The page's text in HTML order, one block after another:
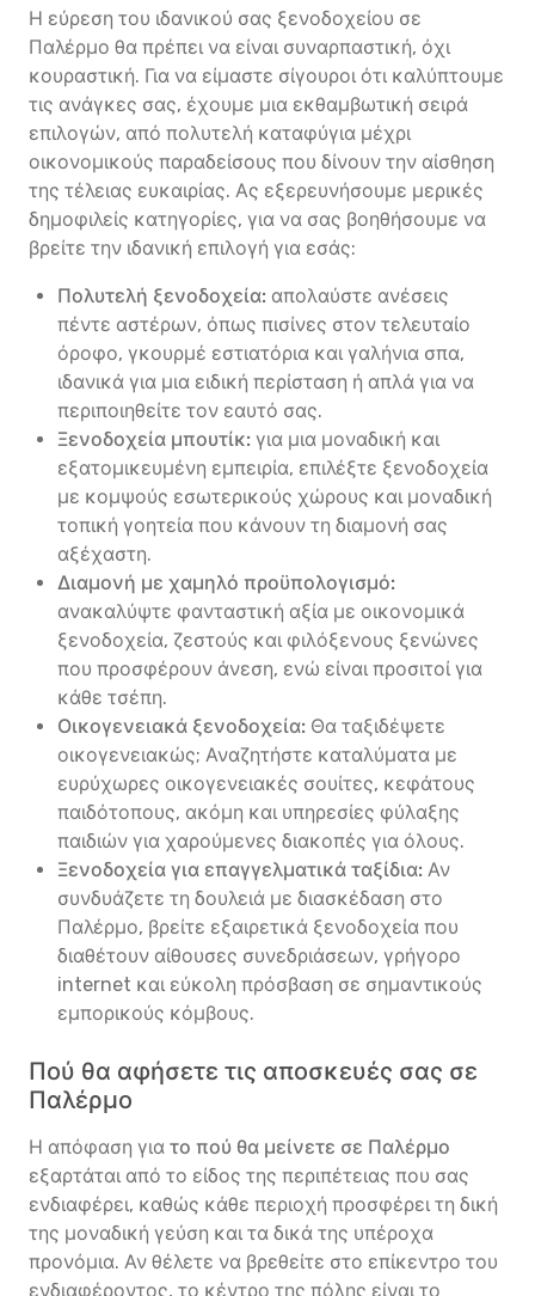
Η εύρεση του ιδανικού σας ξενοδοχείου σε
Παλέρμο θα πρέπει να είναι συναρπαστική, όχι
κουραστική. Για να είμαστε σίγουροι ότι καλύπτουμε
τις ανάγκες σας, έχουμε μια εκθαμβωτική σειρά
επιλογών, από πολυτελή καταφύγια μέχρι
οικονομικούς παραδείσους που δίνουν την αίσθηση
της τέλειας ευκαιρίας. Ας εξερευνήσουμε μερικές
δημοφιλείς κατηγορίες, για να σας βοηθήσουμε να
βρείτε την ιδανική επιλογή για εσάς:
Πολυτελή ξενοδοχεία: απολαύστε ανέσεις
πέντε αστέρων, όπως πισίνες στον τελευταίο
όροφο, γκουρμέ εστιατόρια και γαλήνια σπα,
ιδανικά για μια ειδική περίσταση ή απλά για να
περιποιηθείτε τον εαυτό σας.
Ξενοδοχεία μπουτίκ: για μια μοναδική και
εξατομικευμένη εμπειρία, επιλέξτε ξενοδοχεία
με κομψούς εσωτερικούς χώρους και μοναδική
τοπική γοητεία που κάνουν τη διαμονή σας
αξέχαστη.
Διαμονή με χαμηλό προϋπολογισμό:
ανακαλύψτε φανταστική αξία με οικονομικά
ξενοδοχεία, ζεστούς και φιλόξενους ξενώνες
που προσφέρουν άνεση, ενώ είναι προσιτοί για
κάθε τσέπη.
Οικογενειακά ξενοδοχεία: Θα ταξιδέψετε
οικογενειακώς; Αναζητήστε καταλύματα με
ευρύχωρες οικογενειακές σουίτες, κεφάτους
παιδότοπους, ακόμη και υπηρεσίες φύλαξης
παιδιών για χαρούμενες διακοπές για όλους.
Ξενοδοχεία για επαγγελματικά ταξίδια: Αν
συνδυάζετε τη δουλειά με διασκέδαση στο
Παλέρμο, βρείτε εξαιρετικά ξενοδοχεία που
διαθέτουν αίθουσες συνεδριάσεων, γρήγορο
internet και εύκολη πρόσβαση σε σημαντικούς
εμπορικούς κόμβους.
Πού θα αφήσετε τις αποσκευές σας σε
Παλέρμο
Η απόφαση για το πού θα μείνετε σε Παλέρμο
εξαρτάται από το είδος της περιπέτειας που σας
ενδιαφέρει, καθώς κάθε περιοχή προσφέρει τη δική
της μοναδική γεύση και τα δικά της υπέροχα
προνόμια. Αν θέλετε να βρεθείτε στο επίκεντρο του
ενδιαφέροντος, το κέντρο της πόλης είναι το